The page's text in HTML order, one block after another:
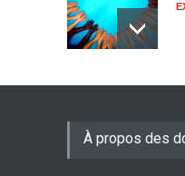
À propos des